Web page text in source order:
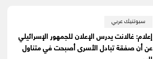
سبوتنيك عربي
إعلام: غالانت يدرس الإعلان للجمهور الإسرائيلي
عن أن صفقة تبادل الأسرى أصبحت في متناول